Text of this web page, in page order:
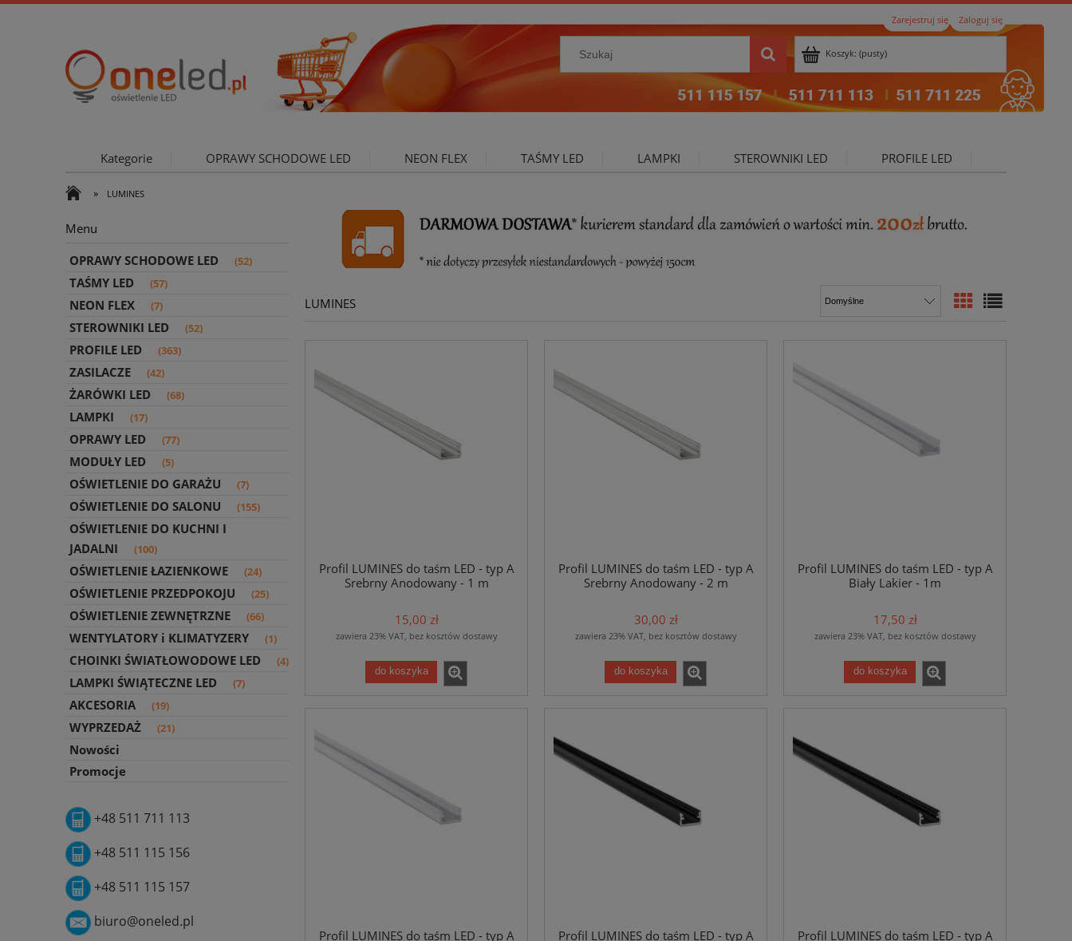
Zarejestruj się Zaloguj się
Koszyk: (pusty)
Kategorie OPRAWY SCHODOWE LED NEON FLEX TAŚMY LED LAMPKI STEROWNIKI LED PROFILE LED
» LUMINES
Menu
OPRAWY SCHODOWE LED (52)
TAŚMY LED (57)
NEON FLEX (7)
STEROWNIKI LED (52)
PROFILE LED (363)
ZASILACZE (42)
ŻARÓWKI LED (68)
LAMPKI (17)
OPRAWY LED (77)
MODUŁY LED (5)
OŚWIETLENIE DO GARAŻU (7)
OŚWIETLENIE DO SALONU (155)
OŚWIETLENIE DO KUCHNI I
JADALNI
(100)
OŚWIETLENIE ŁAZIENKOWE (24)
OŚWIETLENIE PRZEDPOKOJU (25)
OŚWIETLENIE ZEWNĘTRZNE (66)
WENTYLATORY i KLIMATYZERY (1)
CHOINKI ŚWIATŁOWODOWE LED (4)
LAMPKI ŚWIĄTECZNE LED (7)
AKCESORIA (19)
WYPRZEDAŻ (21)
Nowości
Promocje
+48 511 711 113
+48 511 115 156
+48 511 115 157
biuro@oneled.pl
LUMINES
Profil LUMINES do taśm LED - typ A
Srebrny Anodowany - 1 m
15,00 zł
zawiera 23% VAT, bez kosztów dostawy
do koszyka
Profil LUMINES do taśm LED - typ A
Srebrny Anodowany - 2 m
30,00 zł
zawiera 23% VAT, bez kosztów dostawy
do koszyka
Profil LUMINES do taśm LED - typ A
Biały Lakier - 1m
17,50 zł
zawiera 23% VAT, bez kosztów dostawy
do koszyka
Profil LUMINES do taśm LED - typ A
Profil LUMINES do taśm LED - typ A
Profil LUMINES do taśm LED - typ A